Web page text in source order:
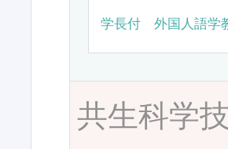
学長付 外国人語学
共生科学